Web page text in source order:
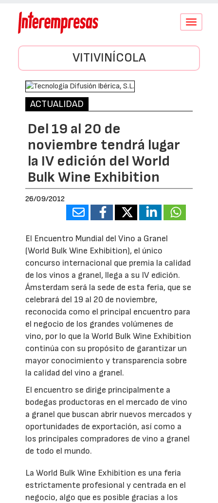
Conmutar
VITIVINÍCOLA
ACTUALIDAD
Del 19 al 20 de
noviembre tendrá lugar
la IV edición del World
Bulk Wine Exhibition
26/09/2012
El Encuentro Mundial del Vino a Granel
(World Bulk Wine Exhibition), el único
concurso internacional que premia la calidad
de los vinos a granel, llega a su IV edición.
Ámsterdam será la sede de esta feria, que se
celebrará del 19 al 20 de noviembre,
reconocida como el principal encuentro para
el negocio de los grandes volúmenes de
vino, por lo que la World Bulk Wine Exhibition
continúa con su propósito de garantizar un
mayor conocimiento y transparencia sobre
la calidad del vino a granel.
El encuentro se dirige principalmente a
bodegas productoras en el mercado de vino
a granel que buscan abrir nuevos mercados y
oportunidades de exportación, así como a
los principales compradores de vino a granel
de todo el mundo.
La World Bulk Wine Exhibition es una feria
estrictamente profesional y centrada en el
negocio, algo que es posible gracias a los